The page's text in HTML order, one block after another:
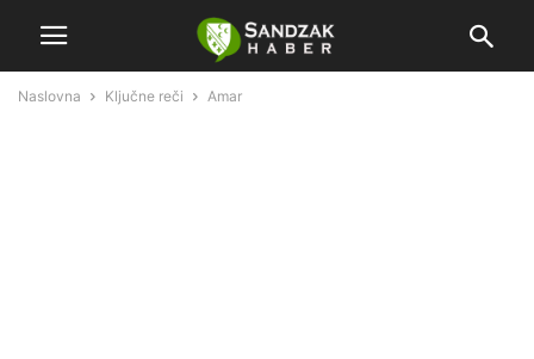
Naslovna Ključne reči Amar